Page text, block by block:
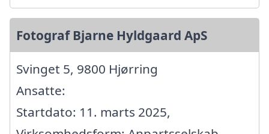
Fotograf Bjarne Hyldgaard ApS
Svinget 5, 9800 Hjørring
Ansatte:
Startdato: 11. marts 2025,